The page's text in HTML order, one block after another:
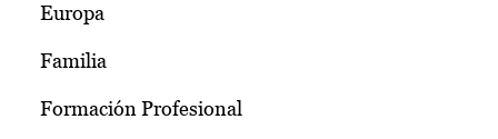
Europa
Familia
Formación Profesional